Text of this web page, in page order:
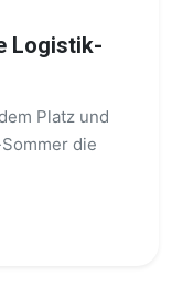
Logistik-
Platz und
die